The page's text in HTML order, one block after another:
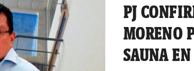
PJ
MORENO
SAUNA